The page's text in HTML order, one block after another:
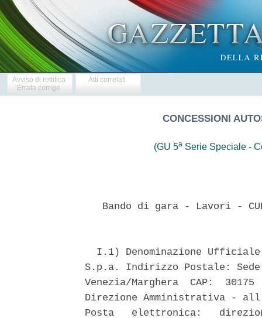
Avviso di rettifica
Errata corrige
Atti correlati
CONCESSIONI
(GU 5a Serie Speciale -